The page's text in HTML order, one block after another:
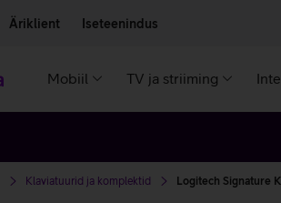
Äriklient Iseteenindus
Mobiil TV ja striiming
Klaviatuurid ja komplektid Logitech Signature